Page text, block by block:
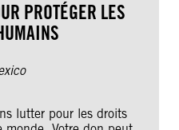
PROTÉGER LES
lutter pour les droits